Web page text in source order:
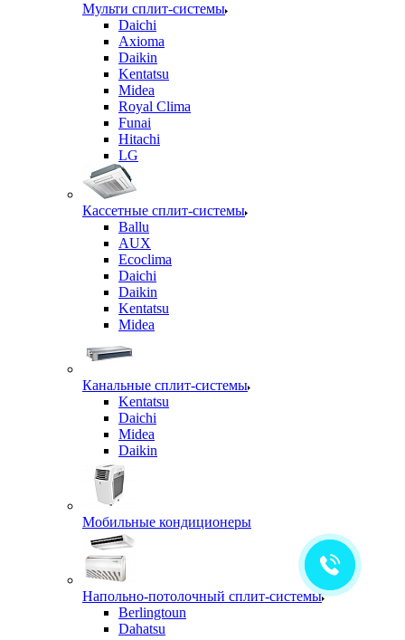
Мульти сплит-системы
Daichi
Axioma
Daikin
Kentatsu
Midea
Royal Clima
Funai
Hitachi
LG
Кассетные сплит-системы
Ballu
AUX
Ecoclima
Daichi
Daikin
Kentatsu
Midea
Канальные сплит-системы
Kentatsu
Daichi
Midea
Daikin
Мобильные кондиционеры
Напольно-потолочный сплит-системы
Berlingtoun
Dahatsu